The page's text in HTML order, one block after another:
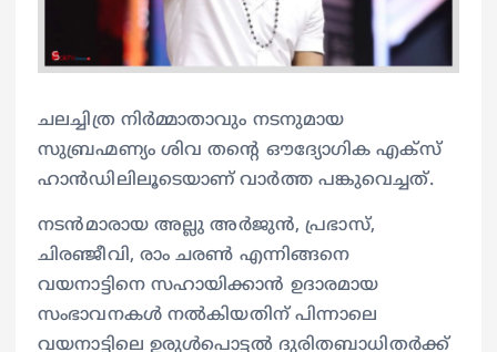
ചലച്ചിത്ര നിർമ്മാതാവും നടനുമായ
സുബ്രഹ്മണ്യം ശിവ തന്‍റെ ഔദ്യോഗിക എക്‌സ്
ഹാൻഡിലിലൂടെയാണ് വാർത്ത പങ്കുവെച്ചത്.
നടൻമാരായ അല്ലു അർജുൻ, പ്രഭാസ്,
ചിരഞ്ജീവി, രാം ചരൺ എന്നിങ്ങനെ
വയനാട്ടിനെ സഹായിക്കാന്‍ ഉദാരമായ
സംഭാവനകൾ നൽകിയതിന് പിന്നാലെ
വയനാട്ടിലെ ഉരുൾപൊട്ടൽ ദുരിതബാധിതർക്ക്